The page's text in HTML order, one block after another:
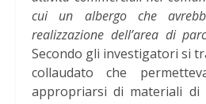
cui un albergo che
realizzazione dell’area di
Secondo gli investigatori si
collaudato che
appropriarsi di materiali di